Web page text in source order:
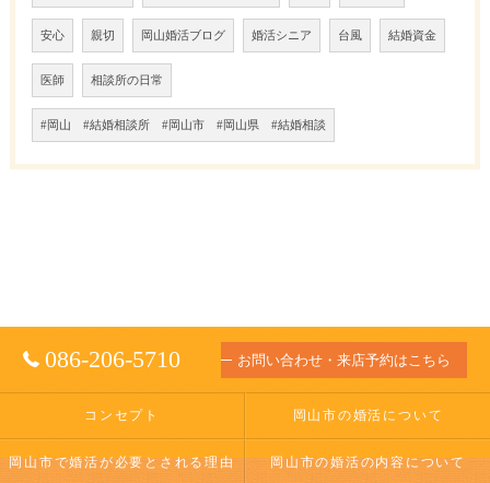
安心 親切 岡山婚活ブログ 婚活シニア 台風 結婚資金
医師 相談所の日常
#岡山 #結婚相談所 #岡山市 #岡山県 #結婚相談
086-206-5710 お問い合わせ・来店予約はこちら
コンセプト 岡山市の婚活について
岡山市で婚活が必要とされる理由 岡山市の婚活の内容について